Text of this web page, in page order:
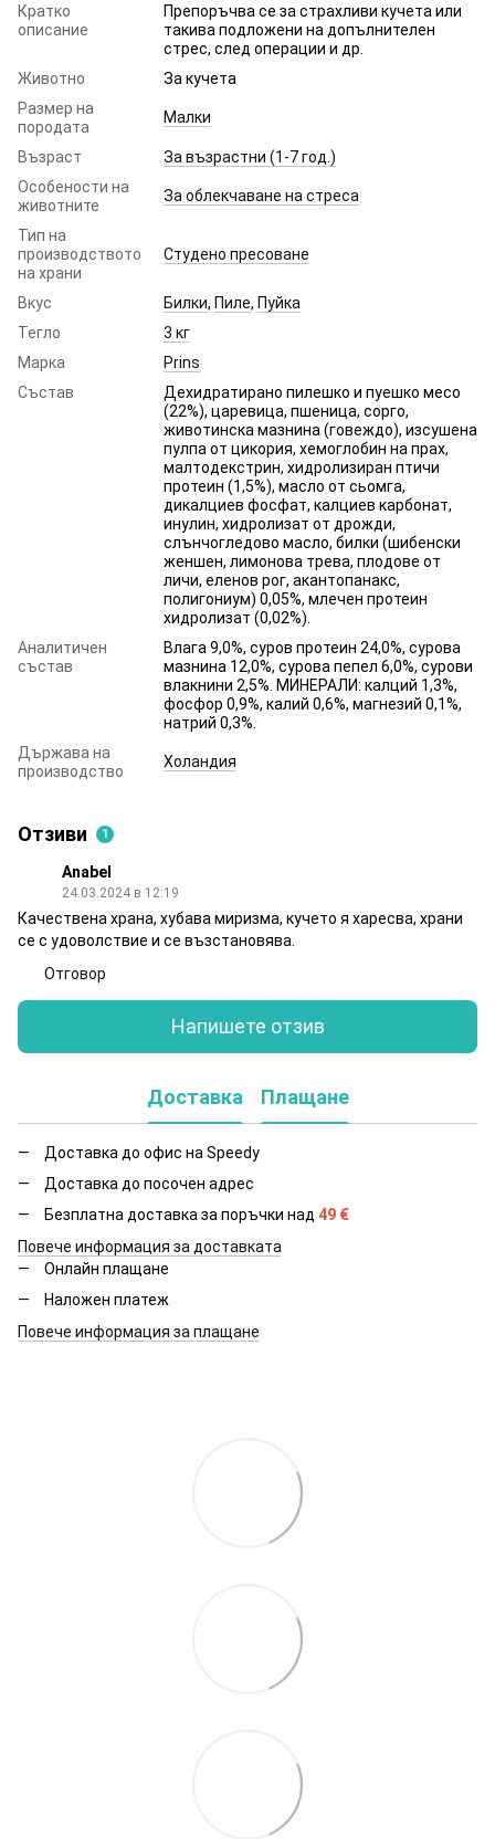
Кратко
описание
Препоръчва се за страхливи кучета или
такива подложени на допълнителен
стрес, след операции и др.
Животно
За кучета
Размер на
породата
Малки
Възраст
За възрастни (1-7 год.)
Особености на
животните
За облекчаване на стреса
Тип на
производството
на храни
Студено пресоване
Вкус Билки, Пиле, Пуйка
Тегло
3 кг
Марка
Prins
Състав
Дехидратирано пилешко и пуешко месо
(22%), царевица, пшеница, сорго,
животинска мазнина (говеждо), изсушена
пулпа от цикория, хемоглобин на прах,
малтодекстрин, хидролизиран птичи
протеин (1,5%), масло от сьомга,
дикалциев фосфат, калциев карбонат,
инулин, хидролизат от дрожди,
слънчогледово масло, билки (шибенски
женшен, лимонова трева, плодове от
личи, еленов рог, акантопанакс,
полигониум) 0,05%, млечен протеин
хидролизат (0,02%).
Аналитичен
състав
Влага 9,0%, суров протеин 24,0%, сурова
мазнина 12,0%, сурова пепел 6,0%, сурови
влакнини 2,5%. МИНЕРАЛИ: калций 1,3%,
фосфор 0,9%, калий 0,6%, магнезий 0,1%,
натрий 0,3%.
Държава на
производство
Холандия
Отзиви 1
Anabel
24.03.2024 в 12:19
Качествена храна, хубава миризма, кучето я харесва, храни
се с удоволствие и се възстановява.
Отговор
Напишете отзив
Доставка Плащане
Доставка до офис на Speedy
Доставка до посочен адрес
Безплатна доставка за поръчки над 49 €
Повече информация за доставката
Онлайн плащане
Наложен платеж
Повече информация за плащане